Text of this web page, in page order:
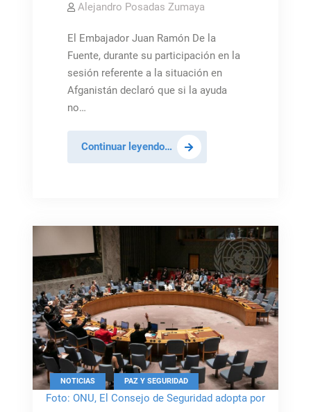
Alejandro Posadas Zumaya
El Embajador Juan Ramón De la
Fuente, durante su participación en la
sesión referente a la situación en
Afganistán declaró que si la ayuda
no…
Continuar leyendo…De
la
refugio
de
terroristas
Foto: ONU, El Consejo de Seguridad adopta por
NOTICIAS , PAZ Y SEGURIDAD